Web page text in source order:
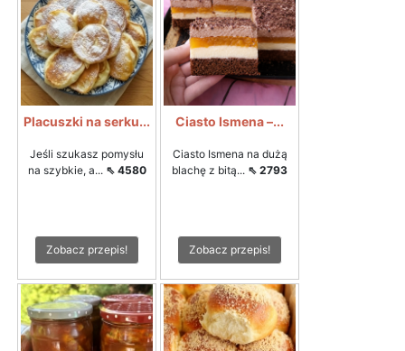
Placuszki na serku...
Jeśli szukasz pomysłu
na szybkie, a... ⇖ 4580
Zobacz przepis!
Ciasto Ismena –...
Ciasto Ismena na dużą
blachę z bitą... ⇖ 2793
Zobacz przepis!